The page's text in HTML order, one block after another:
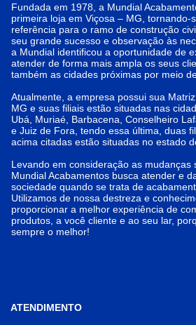
Fundada em 1978, a Mundial
primeira loja em Viçosa – MG, tornando-
referência para o ramo de construção
seu grande sucesso e observação às
a Mundial identificou a oportunidade de
atender de forma mais ampla os seus
também as cidades próximas por meio
Atualmente, a empresa possui sua
MG e suas filiais estão situadas nas
Ubá, Muriaé, Barbacena, Conselheiro
e Juiz de Fora, tendo essa última, duas
acima citadas estão situadas no estado
Levando em consideração as mudanças
Mundial Acabamentos busca atender e
sociedade quando se trata de
Utilizamos de nossa destreza e
proporcionar a melhor experiência de
produtos, a você cliente e ao seu lar,
sempre o melhor!
ATENDIMENTO